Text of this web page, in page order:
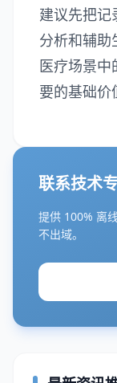
建议先把记
分析和辅助
医疗场景中
要的基础价
联系技术
提供 100% 离
不出域。